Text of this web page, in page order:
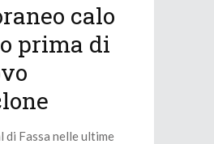
calo
prima di
di Fassa nelle ultime